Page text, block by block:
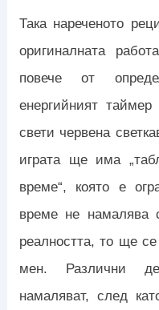
Така нареченото
оригиналната
повече от
енергийният
свети червена
играта ще има
време“, която е
време не намалява
реалността, то ще
мен. Различни
намаляват, след